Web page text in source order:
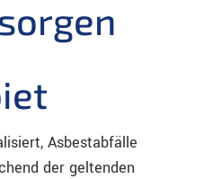
Asbestabfälle
der geltenden